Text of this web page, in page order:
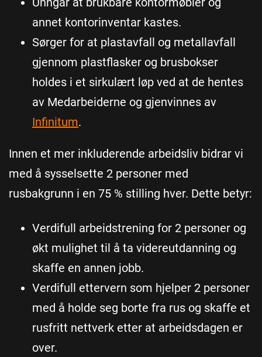
annet kontorinventar kastes.
Sørger for at plastavfall og metallavfall
gjennom plastflasker og brusbokser
holdes i et sirkulært løp ved at de hentes
av Medarbeiderne og gjenvinnes av
Infinitum.
Innen et mer inkluderende arbeidsliv bidrar vi
med å sysselsette 2 personer med
rusbakgrunn i en 75 % stilling hver. Dette betyr:
Verdifull arbeidstrening for 2 personer og
økt mulighet til å ta videreutdanning og
skaffe en annen jobb.
Verdifull ettervern som hjelper 2 personer
med å holde seg borte fra rus og skaffe et
rusfritt nettverk etter at arbeidsdagen er
over.